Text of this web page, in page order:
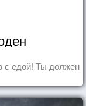
с едой! Ты должен